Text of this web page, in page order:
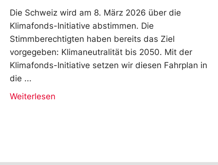
Die Schweiz wird am 8. März 2026 über die
Klimafonds-Initiative abstimmen. Die
Stimmberechtigten haben bereits das Ziel
vorgegeben: Klimaneutralität bis 2050. Mit der
Klimafonds-Initiative setzen wir diesen Fahrplan in
die
Weiterlesen